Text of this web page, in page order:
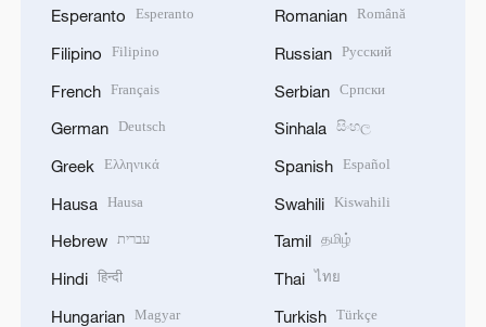
Esperanto Esperanto
Filipino Filipino
French Français
German Deutsch
Greek Ελληνικά
Hausa Hausa
Hebrew עברית
Hindi हिन्दी
Hungarian Magyar
Romanian Română
Russian Русский
Serbian Српски
Sinhala සිංහල
Spanish Español
Swahili Kiswahili
Tamil தமிழ்
Thai ไทย
Turkish Türkçe